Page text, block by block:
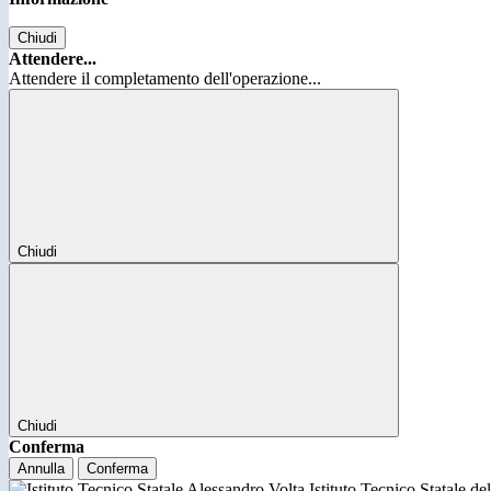
Chiudi
Attendere...
Attendere il completamento dell'operazione...
Chiudi
Chiudi
Conferma
Annulla Conferma